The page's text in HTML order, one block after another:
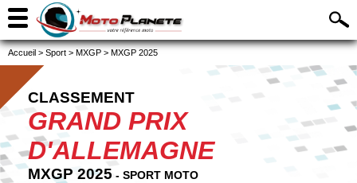
Accueil > Sport > MXGP > MXGP 2025
CLASSEMENT
GRAND PRIX
D'ALLEMAGNE
MXGP 2025 - SPORT MOTO